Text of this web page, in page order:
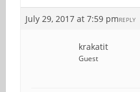
July 29, 2017 at 7:59 pmREPLY
krakatit
Guest